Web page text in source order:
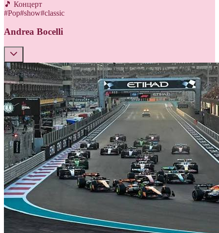
🎵 Концерт
#Pop#show#classic
Andrea Bocelli